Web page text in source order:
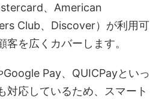
、American
Club、Discover）が利用可
を広くカバーします。
Pay、QUICPayといっ
対応しているため、スマート